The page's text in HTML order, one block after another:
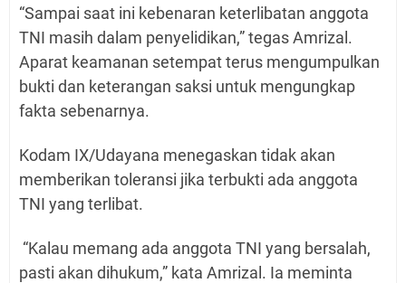
“Sampai saat ini kebenaran keterlibatan anggota
TNI masih dalam penyelidikan,” tegas Amrizal.
Aparat keamanan setempat terus mengumpulkan
bukti dan keterangan saksi untuk mengungkap
fakta sebenarnya.
Kodam IX/Udayana menegaskan tidak akan
memberikan toleransi jika terbukti ada anggota
TNI yang terlibat.
“Kalau memang ada anggota TNI yang bersalah,
pasti akan dihukum,” kata Amrizal. Ia meminta